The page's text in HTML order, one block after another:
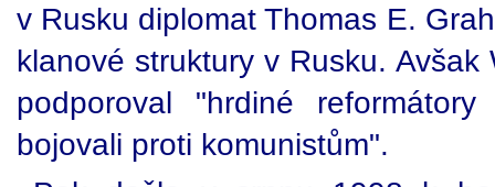
v Rusku diplomat Thomas E.
klanové struktury v Rusku.
podporoval "hrdiné
bojovali proti komunistům".